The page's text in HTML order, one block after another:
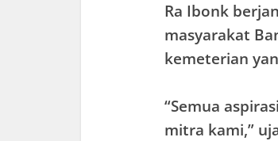
Ra Ibonk
masyarakat
kemeterian
“Semua
mitra kami,”